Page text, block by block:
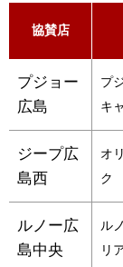
協賛店
プジョー
広島
プ
キ
ジープ広
島西
オ
ク
ルノー広
島中央
ル
リ